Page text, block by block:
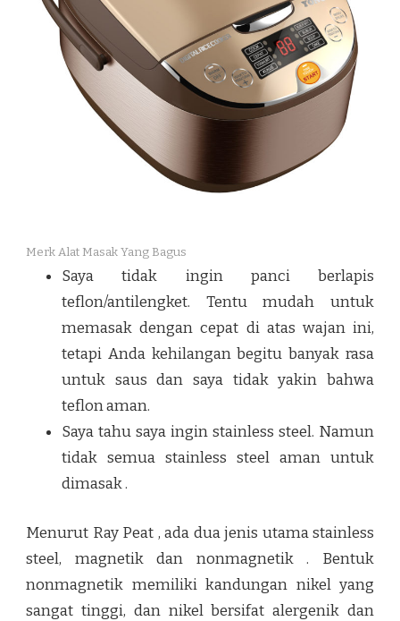
Merk Alat Masak Yang Bagus
Saya tidak ingin panci berlapis
teflon/antilengket. Tentu mudah untuk
memasak dengan cepat di atas wajan ini,
tetapi Anda kehilangan begitu banyak rasa
untuk saus dan saya tidak yakin bahwa
teflon aman.
Saya tahu saya ingin stainless steel. Namun
tidak semua stainless steel aman untuk
dimasak .
Menurut Ray Peat , ada dua jenis utama stainless
steel, magnetik dan nonmagnetik . Bentuk
nonmagnetik memiliki kandungan nikel yang
sangat tinggi, dan nikel bersifat alergenik dan